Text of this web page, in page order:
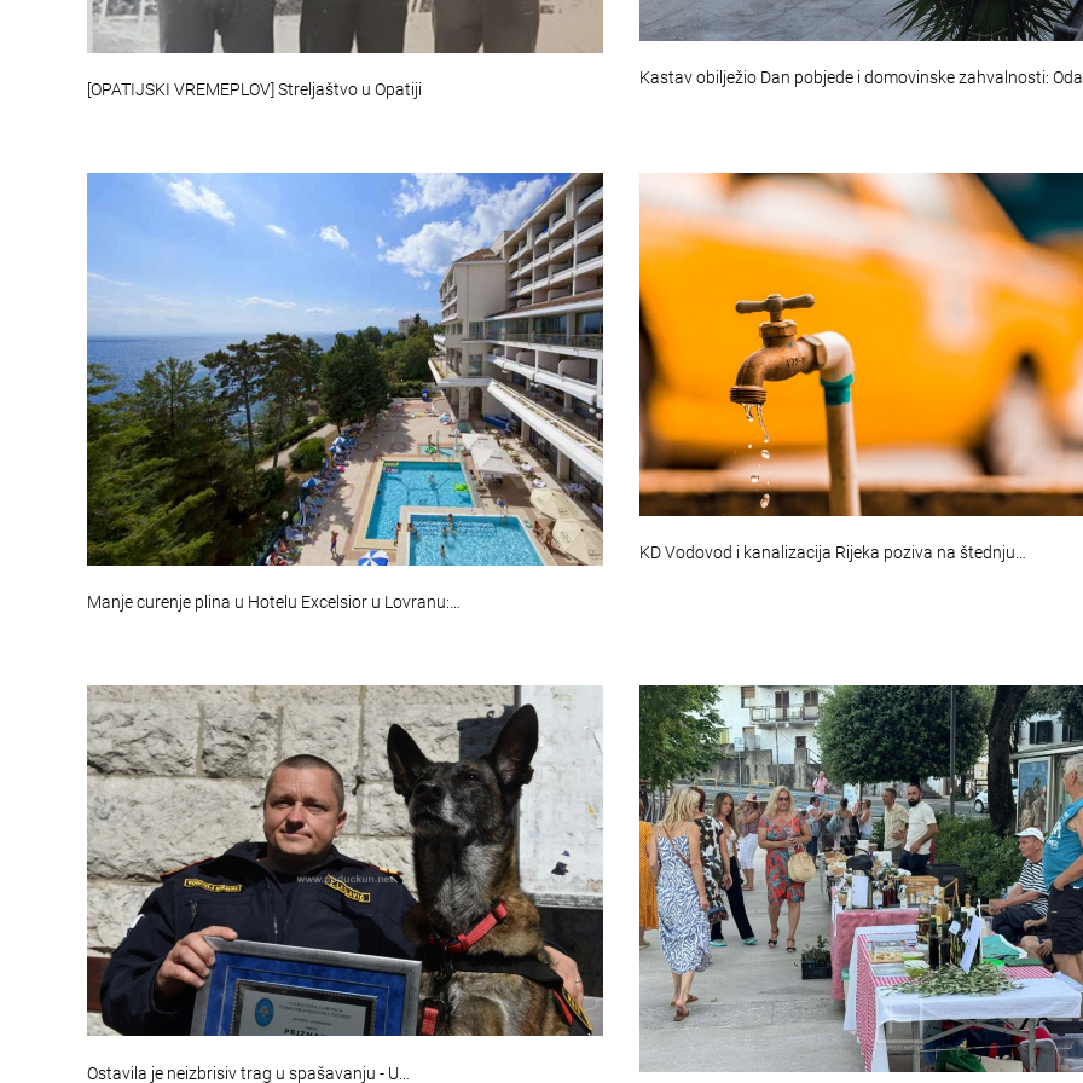
[OPATIJSKI VREMEPLOV] Streljaštvo u Opatiji
Kastav obilježio Dan pobjede i domovinske zahvalnosti:
Manje curenje plina u Hotelu Excelsior u Lovranu:…
KD Vodovod i kanalizacija Rijeka poziva na štednju…
Ostavila je neizbrisiv trag u spašavanju - U…